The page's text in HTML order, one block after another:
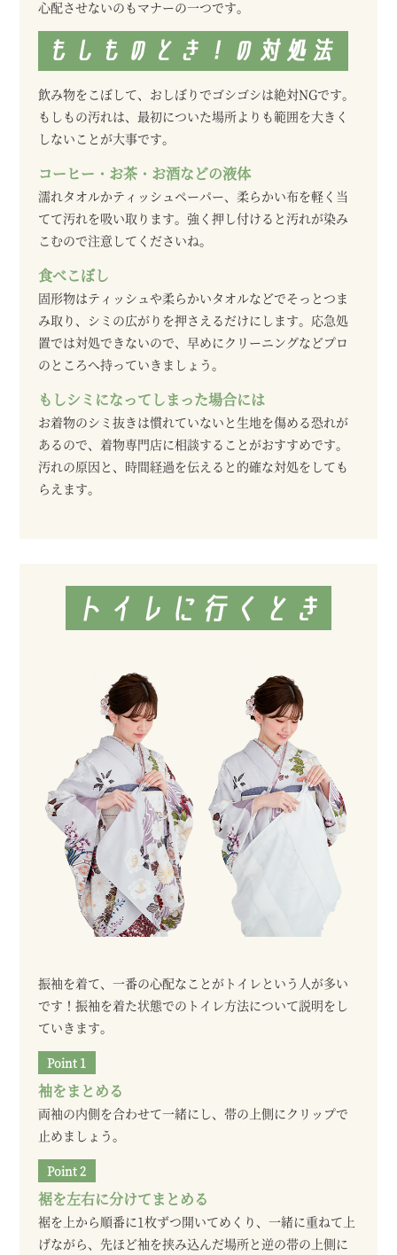
心配させないのもマナーの一つです。
飲み物をこぼして、おしぼりでゴシゴシは絶対NGです。
もしもの汚れは、最初についた場所よりも範囲を大きく
しないことが大事です。
コーヒー・お茶・お酒などの液体
濡れタオルかティッシュペーパー、柔らかい布を軽く当
てて汚れを吸い取ります。強く押し付けると汚れが染み
こむので注意してくださいね。
食べこぼし
固形物はティッシュや柔らかいタオルなどでそっとつま
み取り、シミの広がりを押さえるだけにします。応急処
置では対処できないので、早めにクリーニングなどプロ
のところへ持っていきましょう。
もしシミになってしまった場合には
お着物のシミ抜きは慣れていないと生地を傷める恐れが
あるので、着物専門店に相談することがおすすめです。
汚れの原因と、時間経過を伝えると的確な対処をしても
らえます。
振袖を着て、一番の心配なことがトイレという人が多い
です！振袖を着た状態でのトイレ方法について説明をし
ていきます。
袖をまとめる
両袖の内側を合わせて一緒にし、帯の上側にクリップで
止めましょう。
裾を左右に分けてまとめる
裾を上から順番に1枚ずつ開いてめくり、一緒に重ねて上
げながら、先ほど袖を挟み込んだ場所と逆の帯の上側に